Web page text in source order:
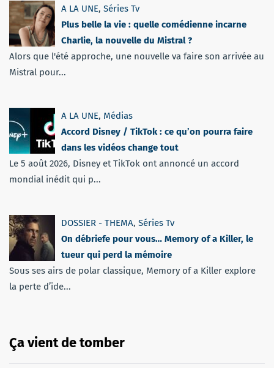
A LA UNE, Séries Tv
Plus belle la vie : quelle comédienne incarne
Charlie, la nouvelle du Mistral ?
Alors que l'été approche, une nouvelle va faire son arrivée au
Mistral pour...
A LA UNE, Médias
Accord Disney / TikTok : ce qu’on pourra faire
dans les vidéos change tout
Le 5 août 2026, Disney et TikTok ont annoncé un accord
mondial inédit qui p...
DOSSIER - THEMA, Séries Tv
On débriefe pour vous… Memory of a Killer, le
tueur qui perd la mémoire
Sous ses airs de polar classique, Memory of a Killer explore
la perte d’ide...
Ça vient de tomber